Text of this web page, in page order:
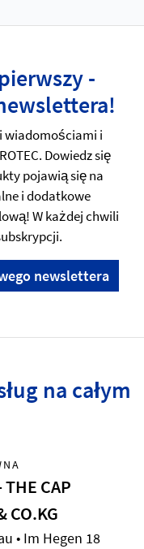
-
wiadomościami i
Dowiedz się
pojawią się na
i dodatkowe
W każdej chwili
newslettera
na całym
THE CAP
CO.KG
• Im Hegen 18